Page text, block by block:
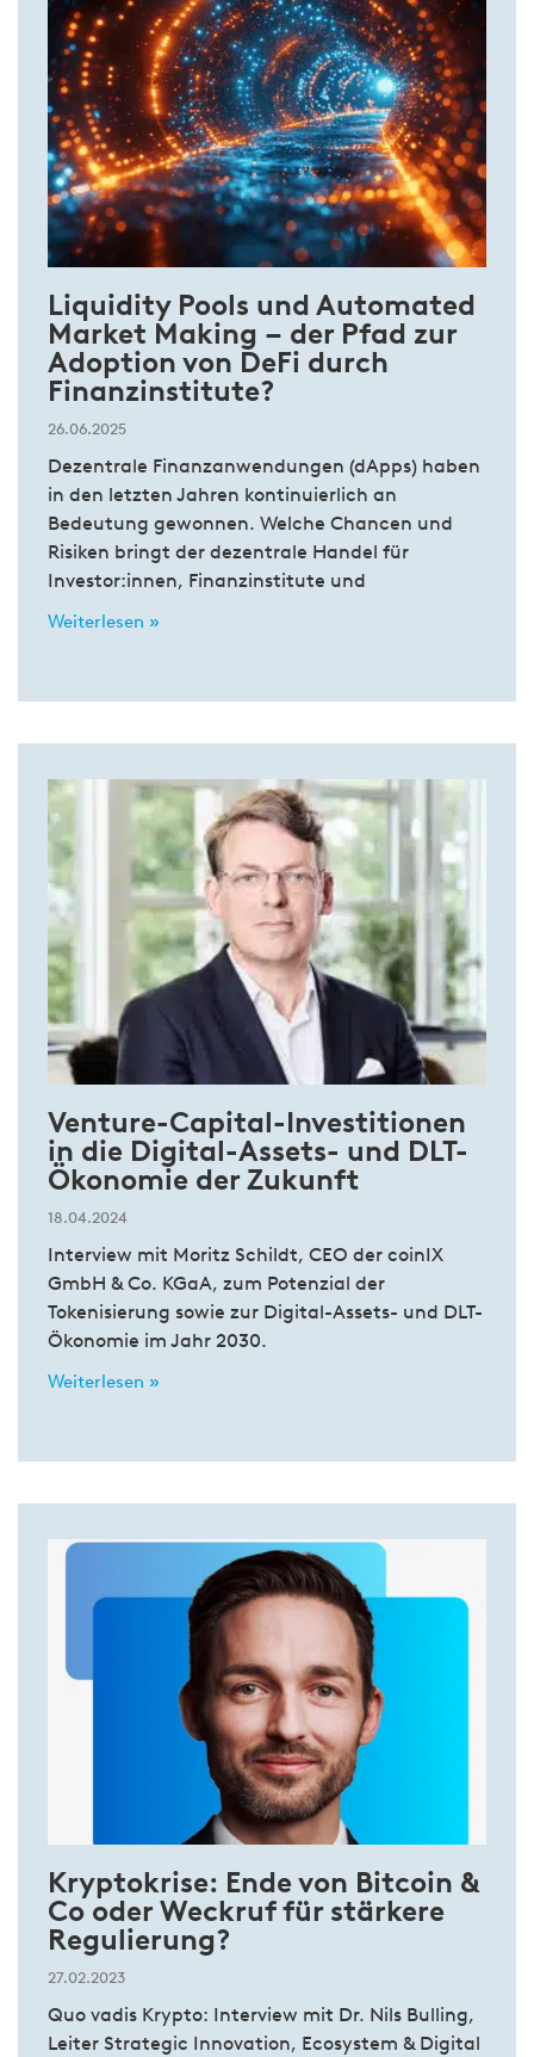
Liquidity Pools und Automated
Market Making – der Pfad zur
Adoption von DeFi durch
Finanzinstitute?
26.06.2025
Dezentrale Finanzanwendungen (dApps) haben
in den letzten Jahren kontinuierlich an
Bedeutung gewonnen. Welche Chancen und
Risiken bringt der dezentrale Handel für
Investor:innen, Finanzinstitute und
Weiterlesen »
Venture-Capital-Investitionen
in die Digital-Assets- und DLT-
Ökonomie der Zukunft
18.04.2024
Interview mit Moritz Schildt, CEO der coinIX
GmbH & Co. KGaA, zum Potenzial der
Tokenisierung sowie zur Digital-Assets- und DLT-
Ökonomie im Jahr 2030.
Weiterlesen »
Kryptokrise: Ende von Bitcoin &
Co oder Weckruf für stärkere
Regulierung?
27.02.2023
Quo vadis Krypto: Interview mit Dr. Nils Bulling,
Leiter Strategic Innovation, Ecosystem & Digital